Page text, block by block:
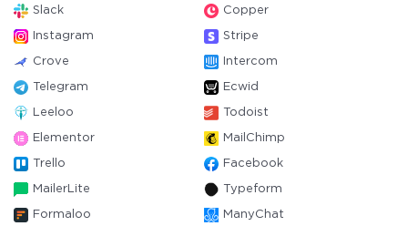
Slack Copper
Instagram Stripe
Crove Intercom
Telegram Ecwid
Leeloo Todoist
Elementor MailChimp
Trello Facebook
MailerLite Typeform
Formaloo ManyChat